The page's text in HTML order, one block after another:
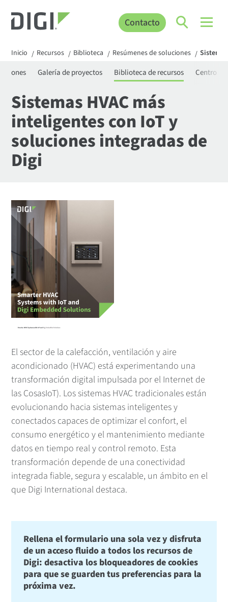
Contacto
Inicio / Recursos / Biblioteca / Resúmenes de soluciones /
Galería de proyectos Biblioteca de recursos Centro
Sistemas HVAC más
inteligentes con IoT y
soluciones integradas de
Digi
El sector de la calefacción, ventilación y aire
acondicionado (HVAC) está experimentando una
transformación digital impulsada por el Internet de
las CosasIoT). Los sistemas HVAC tradicionales están
evolucionando hacia sistemas inteligentes y
conectados capaces de optimizar el confort, el
consumo energético y el mantenimiento mediante
datos en tiempo real y control remoto. Esta
transformación depende de una conectividad
integrada fiable, segura y escalable, un ámbito en el
que Digi International destaca.
Rellena el formulario una sola vez y disfruta
de un acceso fluido a todos los recursos de
Digi: desactiva los bloqueadores de cookies
para que se guarden tus preferencias para la
próxima vez.